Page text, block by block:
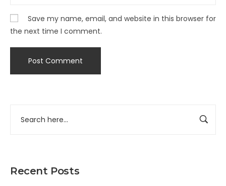
Recent Posts
Save my name, email, and website in this browser for
the next time I comment.